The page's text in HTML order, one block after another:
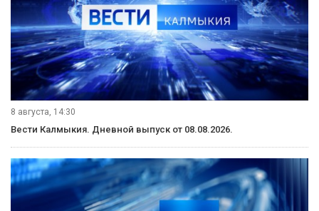
8 августа, 14:30
Вести Калмыкия. Дневной выпуск от 08.08.2026.